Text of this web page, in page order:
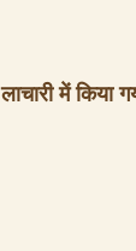
में किया